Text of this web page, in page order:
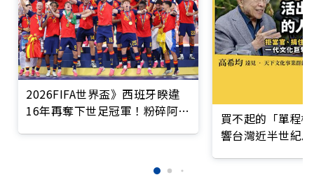
2026FIFA世界盃》西班牙睽違
16年再奪下世足冠軍！粉碎阿根
買不起的「單程
響台灣近半世紀